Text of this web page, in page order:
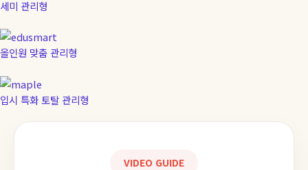
세미 관리형
올인원 맞춤 관리형
입시 특화 토탈 관리형
VIDEO GUIDE